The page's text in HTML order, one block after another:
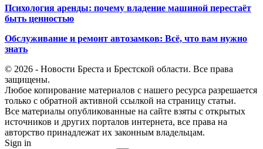
Психология аренды: почему владение машиной перестаёт
быть ценностью
Обслуживание и ремонт автозамков: Всё, что вам нужно
знать
© 2026 - Новости Бреста и Брестской области. Все права
защищены.
Любое копирование материалов с нашего ресурса разрешается
только с обратной активной ссылкой на страницу статьи.
Все материалы опубликованные на сайте взяты с открытых
источников и других порталов интернета, все права на
авторство принадлежат их законным владельцам.
Sign in